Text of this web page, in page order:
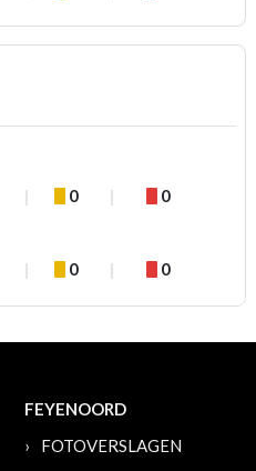
0 0
0 0
FEYENOORD
FOTOVERSLAGEN